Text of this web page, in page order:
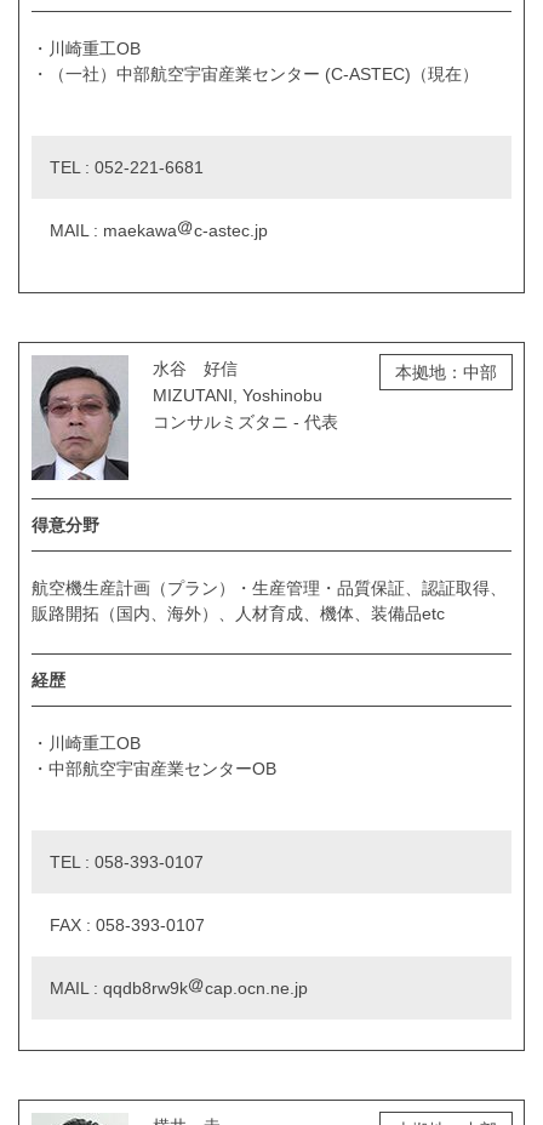
・川崎重工OB
・（一社）中部航空宇宙産業センター (C-ASTEC)（現在）
TEL : 052-221-6681
MAIL : maekawa c-astec.jp
水谷 好信
MIZUTANI, Yoshinobu
コンサルミズタニ - 代表
本拠地：中部
得意分野
航空機生産計画（プラン）・生産管理・品質保証、認証取得、
販路開拓（国内、海外）、人材育成、機体、装備品etc
経歴
・川崎重工OB
・中部航空宇宙産業センターOB
TEL : 058-393-0107
FAX : 058-393-0107
MAIL : qqdb8rw9k cap.ocn.ne.jp